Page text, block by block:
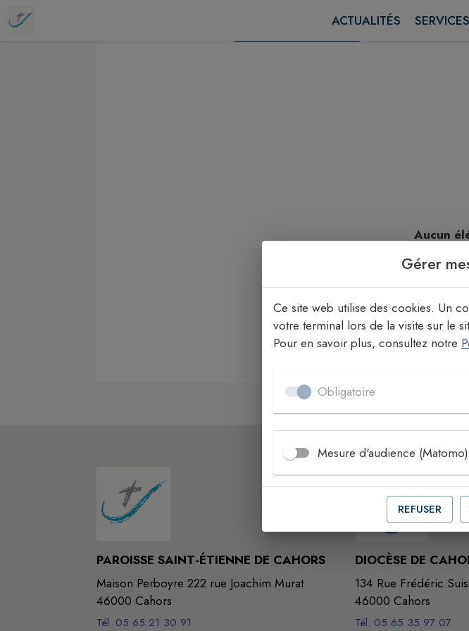
Contenu ACTUALITÉS SERVICES
MA PAROISSE AUX
Aucun
PAROISSE SAINT-ÉTIENNE DE CAHORS
Maison Perboyre 222 rue Joachim Murat
46000 Cahors
Tél. 05 65 21 30 91
DIOCÈSE DE
134 Rue Frédéric
46000 Cahors
Tél. 05 65 35 97 07
Gérer
Ce site web utilise des cookies. Un
votre terminal lors de la visite sur le
Pour en savoir plus, consultez notre
Obligatoire
Mesure d'audience (Matomo)
REFUSER